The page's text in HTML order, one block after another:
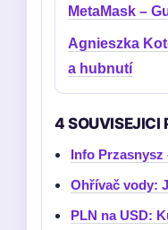
MetaMask –
Agnieszka
a hubnutí
4 SOUVISEJICI
Info
Ohřívač vody:
PLN na USD: